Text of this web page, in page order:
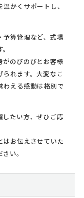
かくサポートし、
予算管理など、式場
がのびのびとお客様
れます。大変なこ
わえる感動は格別で
たい方、ぜひご応
はお伝えさせていた
い。